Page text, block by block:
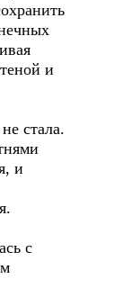
и
стала.
и
с